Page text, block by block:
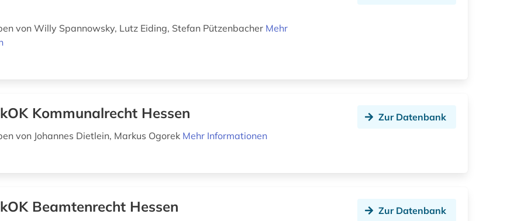
von Willy Spannowsky, Lutz Eiding, Stefan Pützenbacher Mehr
Kommunalrecht Hessen
von Johannes Dietlein, Markus Ogorek Mehr Informationen
Zur Datenbank
Beamtenrecht Hessen Zur Datenbank